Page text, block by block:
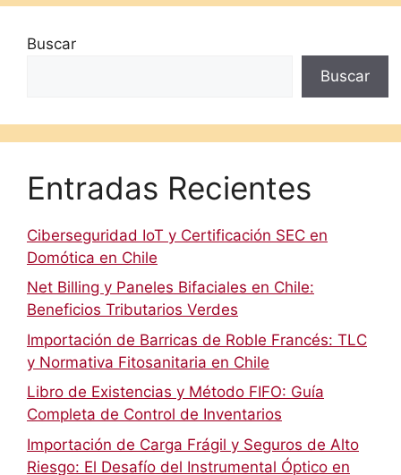
Buscar
Buscar
Entradas Recientes
Ciberseguridad IoT y Certificación SEC en
Domótica en Chile
Net Billing y Paneles Bifaciales en Chile:
Beneficios Tributarios Verdes
Importación de Barricas de Roble Francés: TLC
y Normativa Fitosanitaria en Chile
Libro de Existencias y Método FIFO: Guía
Completa de Control de Inventarios
Importación de Carga Frágil y Seguros de Alto
Riesgo: El Desafío del Instrumental Óptico en